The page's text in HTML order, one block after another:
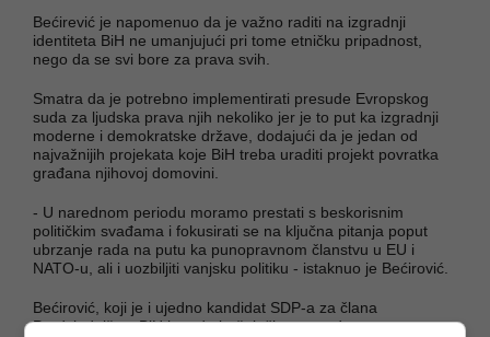
Bećirević je napomenuo da je važno raditi na izgradnji
identiteta BiH ne umanjujući pri tome etničku pripadnost,
nego da se svi bore za prava svih.
Smatra da je potrebno implementirati presude Evropskog
suda za ljudska prava njih nekoliko jer je to put ka izgradnji
moderne i demokratske države, dodajući da je jedan od
najvažnijih projekata koje BiH treba uraditi projekt povratka
građana njihovoj domovini.
- U narednom periodu moramo prestati s beskorisnim
političkim svađama i fokusirati se na ključna pitanja poput
ubrzanje rada na putu ka punopravnom članstvu u EU i
NATO-u, ali i uozbiljiti vanjsku politiku - istaknuo je Bećirović.
Bećirović, koji je i ujedno kandidat SDP-a za člana
Predsjedništva BiH iz reda bošnjačkog naroda na